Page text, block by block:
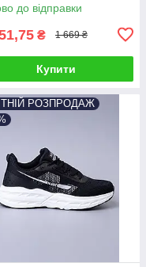
до відправки
₴ 1 669 ₴
Купити
РОЗПРОДАЖ